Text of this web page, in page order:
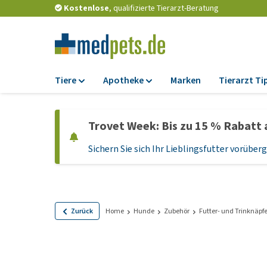
Kostenlose, qualifizierte Tierarzt-Beratung
Tiere
Trockenfutter
Nassfutter
Hundefutter
Apotheke
Zeckenschutz und
Flohmittel
Probiotika und
Marken Tierarzt
Trovet Week: Bis zu 15 %
Sichern Sie sich Ihr Lieblingsfutter
Zurück Home Hunde Zubehör Futter- und Trinknäpfe